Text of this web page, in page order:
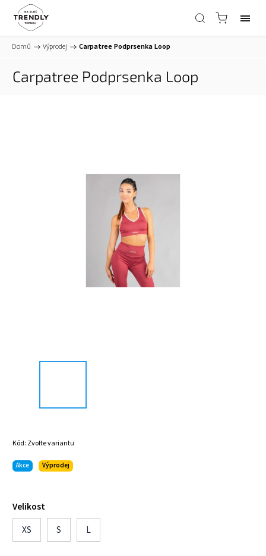
Domů / Výprodej / Carpatree Podprsenka Loop
Carpatree Podprsenka Loop
Kód: Zvolte variantu
Akce Výprodej
Velikost
XS
S L